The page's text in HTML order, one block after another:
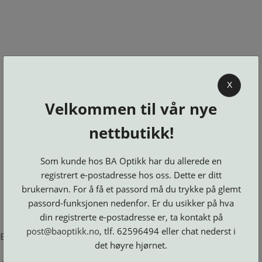
BA OPTIKK
KJØPSVILKÅR
OSS
BESTILL
DELER
LOGG INN
Brillerens
Brillesnorer
Clip-
on
Suncover
Etuier
Innfatninger
Lesebriller
Luper
og
Speil
Maskiner
Microkluter
Neseputer
Se alle kategorier
Error loading product page.
X
Velkommen til vår nye
nettbutikk!
Som kunde hos BA Optikk har du allerede en
registrert e-postadresse hos oss. Dette er ditt
brukernavn. For å få et passord må du trykke på glemt
passord-funksjonen nedenfor. Er du usikker på hva
din registrerte e-postadresse er, ta kontakt på
post@baoptikk.no, tlf. 62596494 eller chat nederst i
det høyre hjørnet.